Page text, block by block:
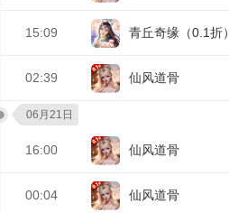
15:09 青丘奇缘（0.1折）
02:39 仙风道骨
06月21日
16:00 仙风道骨
00:04 仙风道骨